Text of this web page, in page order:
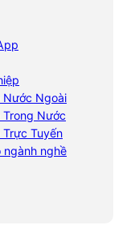
Nước Ngoài
Trong Nước
Tuyến
ngành nghề